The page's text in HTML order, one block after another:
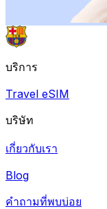
บริการ
Travel eSIM
บริษัท
เกี่ยวกับเรา
Blog
คำถามที่พบบ่อย